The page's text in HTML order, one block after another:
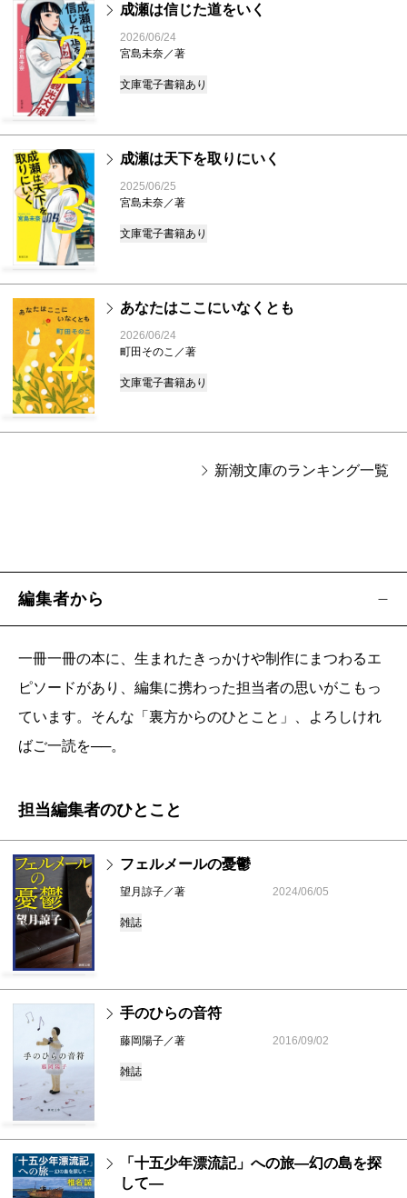
2
成瀬は信じた道をいく
2026/06/24
宮島未奈／著
文庫電子書籍あり
3
成瀬は天下を取りにいく
2025/06/25
宮島未奈／著
文庫電子書籍あり
4
あなたはここにいなくとも
2026/06/24
町田そのこ／著
文庫電子書籍あり
新潮文庫のランキング一覧
編集者から
一冊一冊の本に、生まれたきっかけや制作にまつわるエ
ピソードがあり、編集に携わった担当者の思いがこもっ
ています。そんな「裏方からのひとこと」、よろしけれ
ばご一読を──。
担当編集者のひとこと
フェルメールの憂鬱
望月諒子／著 2024/06/05
雑誌
手のひらの音符
藤岡陽子／著 2016/09/02
雑誌
「十五少年漂流記」への旅―幻の島を探
して―